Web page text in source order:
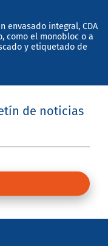
envasado integral, CDA
como el monobloc o a
y etiquetado de
de noticias